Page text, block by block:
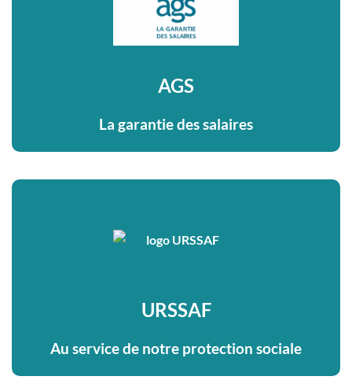
AGS
La garantie des salaires
URSSAF
Au service de notre protection sociale